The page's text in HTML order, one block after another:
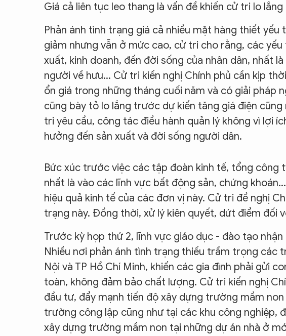
Giá cả liên tục leo thang là vấn đề khiến cử tri lo lắng
Phản ánh tình trạng giá cả nhiều mặt hàng thiết
giảm nhưng vẫn ở mức cao, cử tri cho rằng, các
xuất, kinh doanh, đến đời sống của nhân dân, nhất
người về hưu... Cử tri kiến nghị Chính phủ cần kịp
ổn giá trong những tháng cuối năm và có giải pháp
cũng bày tỏ lo lắng trước dự kiến tăng giá điện cũng
tri yêu cầu, công tác điều hành quản lý không vì lợi
hưởng đến sản xuất và đời sống người dân.
Bức xúc trước việc các tập đoàn kinh tế, tổng công
nhất là vào các lĩnh vực bất động sản, chứng
hiệu quả kinh tế của các đơn vị này. Cử tri đề nghị
trạng này. Đồng thời, xử lý kiên quyết, dứt điểm đối
Trước kỳ họp thứ 2, lĩnh vực giáo dục - đào tạo
Nhiều nơi phản ánh tình trạng thiếu trầm trọng các
Nội và TP Hồ Chí Minh, khiến các gia đình phải gửi
toàn, không đảm bảo chất lượng. Cử tri kiến nghị
đầu tư, đẩy mạnh tiến độ xây dựng trường mầm
trường công lập cũng như tại các khu công nghiệp,
xây dựng trường mầm non tại những dự án nhà ở